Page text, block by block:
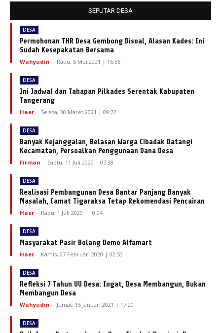
SEPUTAR DESA
DESA
Permohonan THR Desa Gembong Disoal, Alasan Kades: Ini
Sudah Kesepakatan Bersama
Wahyudin - Rabu, 5 Mei 2021 | 16:56
DESA
Ini Jadwal dan Tahapan Pilkades Serentak Kabupaten
Tangerang
Haer - Selasa, 30 Maret 2021 | 09:22
DESA
Banyak Kejanggalan, Belasan Warga Cibadak Datangi
Kecamatan, Persoalkan Penggunaan Dana Desa
Firman - Sabtu, 11 Juli 2020 | 07:38
DESA
Realisasi Pembangunan Desa Bantar Panjang Banyak
Masalah, Camat Tigaraksa Tetap Rekomendasi Pencairan
Haer - Rabu, 1 Juli 2020 | 10:04
DESA
Masyarakat Pasir Bolang Demo Alfamart
Haer - Kamis, 27 Februari 2020 | 02:53
DESA
Refleksi 7 Tahun UU Desa: Ingat, Desa Membangun, Bukan
Membangun Desa
Wahyudin - Jumat, 15 Januari 2021 | 17:20
DESA